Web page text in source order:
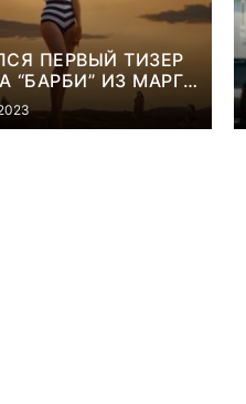
ПЕРВЫЙ ТИЗЕР
“БАРБИ” ИЗ МАРГО